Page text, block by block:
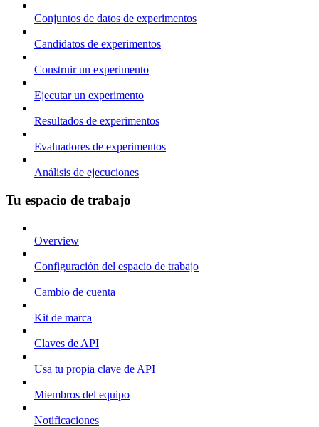
Conjuntos de datos de experimentos
Candidatos de experimentos
Construir un experimento
Ejecutar un experimento
Resultados de experimentos
Evaluadores de experimentos
Análisis de ejecuciones
Tu espacio de trabajo
Overview
Configuración del espacio de trabajo
Cambio de cuenta
Kit de marca
Claves de API
Usa tu propia clave de API
Miembros del equipo
Notificaciones